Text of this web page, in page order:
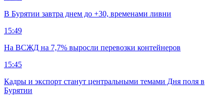
В Бурятии завтра днем до +30, временами ливни
15:49
На ВСЖД на 7,7% выросли перевозки контейнеров
15:45
Кадры и экспорт станут центральными темами Дня поля в
Бурятии